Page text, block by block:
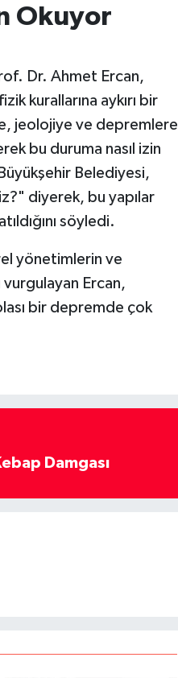
Okuyor
Dr. Ahmet Ercan,
kurallarına aykırı bir
jeolojiye ve depremlere
bu duruma nasıl izin
Belediyesi,
diyerek, bu yapılar
söyledi.
yönetimlerin ve
vurgulayan Ercan,
bir depremde çok
Damgası